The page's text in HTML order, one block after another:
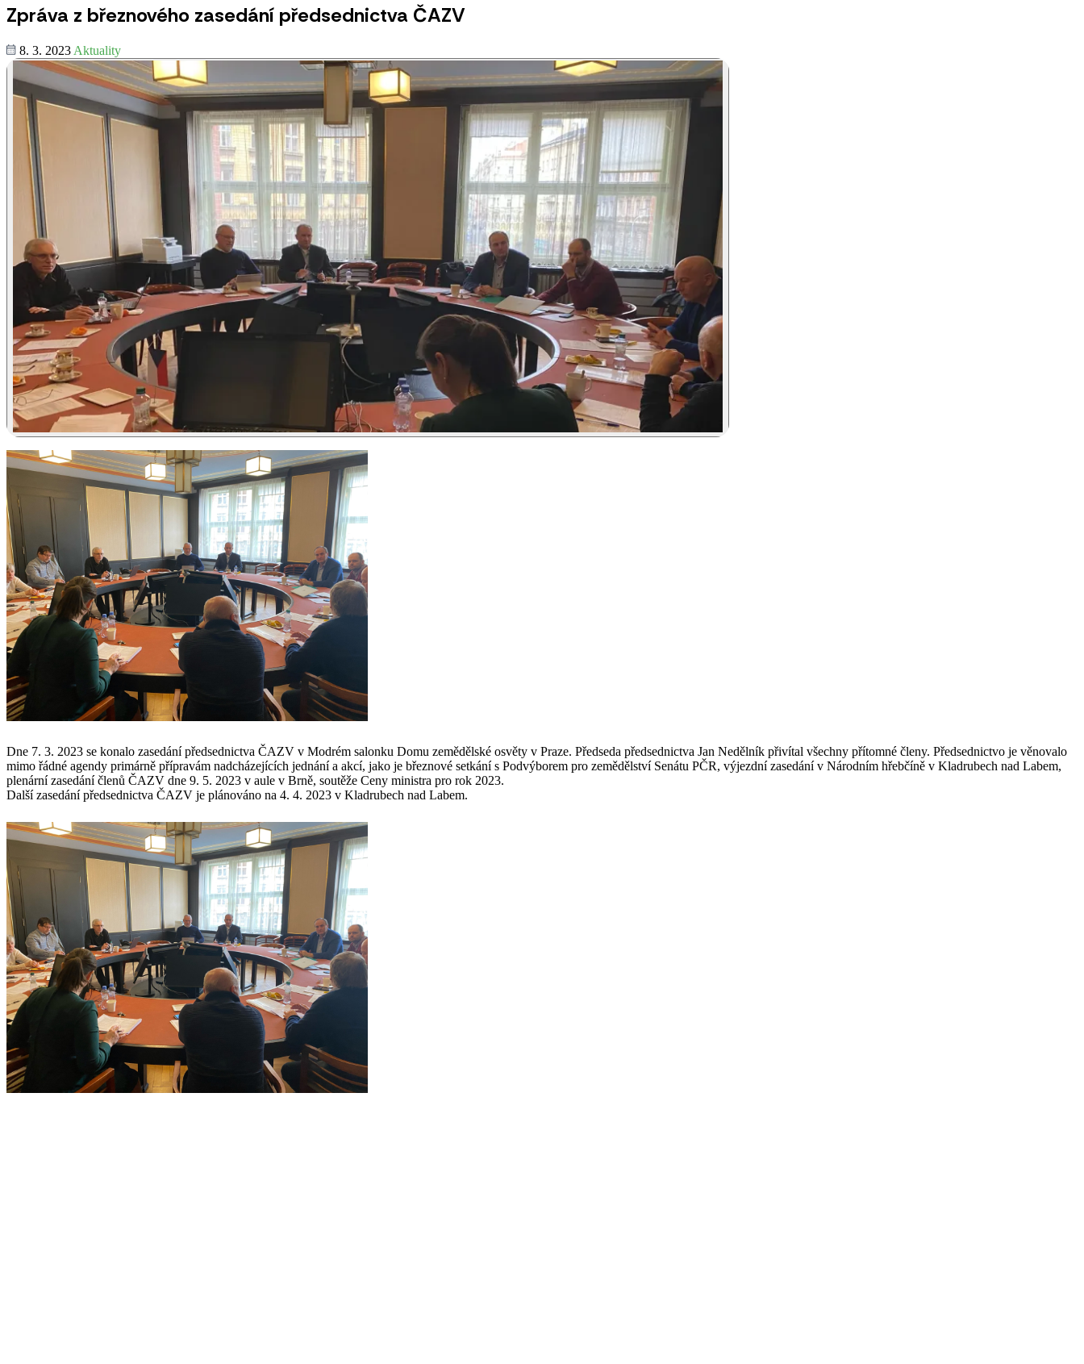
Zpráva z březnového zasedání předsednictva ČAZV
8. 3. 2023 Aktuality
Dne 7. 3. 2023 se konalo zasedání předsednictva ČAZV v Modrém salonku Domu zemědělské osvěty v Praze. Předseda předsednictva Jan Nedělník přivítal všechny přítomné členy. Předsednictvo je věnovalo
mimo řádné agendy primárně přípravám nadcházejících jednání a akcí, jako je březnové setkání s Podvýborem pro zemědělství Senátu PČR, výjezdní zasedání v Národním hřebčíně v Kladrubech nad Labem,
plenární zasedání členů ČAZV dne 9. 5. 2023 v aule v Brně, soutěže Ceny ministra pro rok 2023.
Další zasedání předsednictva ČAZV je plánováno na 4. 4. 2023 v Kladrubech nad Labem.